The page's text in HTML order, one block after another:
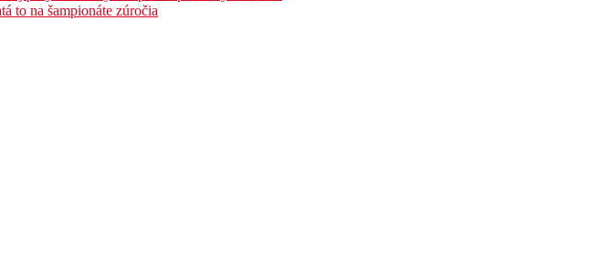
to na šampionáte zúročia